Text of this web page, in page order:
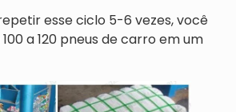
esse ciclo 5-6 vezes, você
a 120 pneus de carro em um